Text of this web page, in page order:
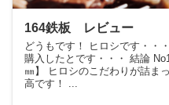
164鉄板 レビュー
どうもです！ ヒロシです・・
購入したとです・・・ 結論
㎜】 ヒロシのこだわりが詰ま
高です！ ...